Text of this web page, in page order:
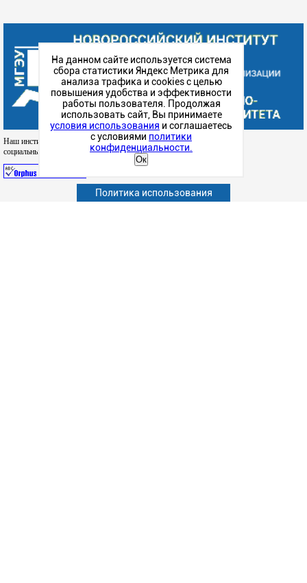
Наш институт в
социальных сетях
Абитуриенту
Политика использования
На данном сайте используется система
сбора статистики Яндекс Метрика для
анализа трафика и cookies с целью
повышения удобства и эффективности
работы пользователя. Продолжая
использовать сайт, Вы принимаете
условия использования и соглашаетесь
с условиями политики
конфиденциальности.
Ок